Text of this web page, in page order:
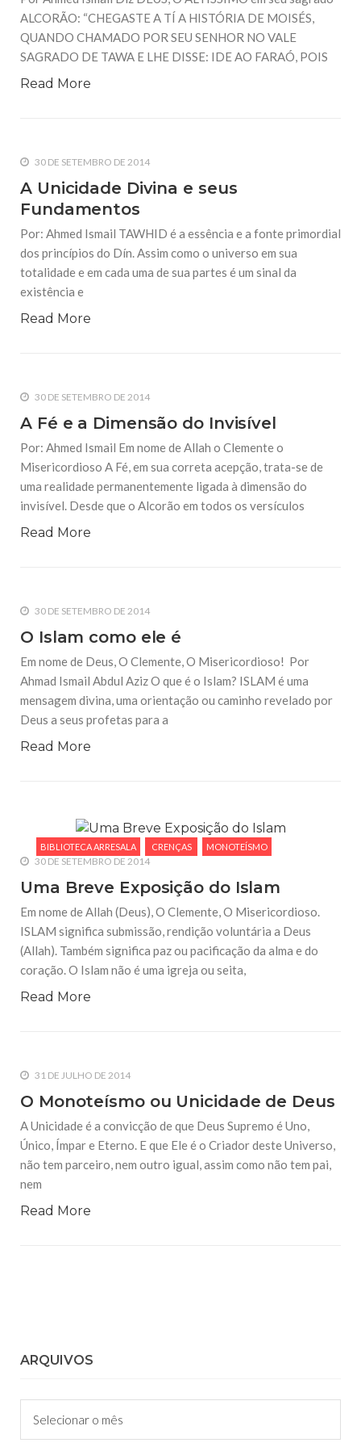
ALCORÃO: “CHEGASTE A TÍ A HISTÓRIA DE MOISÉS,
QUANDO CHAMADO POR SEU SENHOR NO VALE
SAGRADO DE TAWA E LHE DISSE: IDE AO FARAÓ, POIS
Read More
30 DE SETEMBRO DE 2014
A Unicidade Divina e seus
Fundamentos
Por: Ahmed Ismail TAWHID é a essência e a fonte primordial
dos princípios do Dín. Assim como o universo em sua
totalidade e em cada uma de sua partes é um sinal da
existência e
Read More
30 DE SETEMBRO DE 2014
A Fé e a Dimensão do Invisível
Por: Ahmed Ismail Em nome de Allah o Clemente o
Misericordioso A Fé, em sua correta acepção, trata-se de
uma realidade permanentemente ligada à dimensão do
invisível. Desde que o Alcorão em todos os versículos
Read More
30 DE SETEMBRO DE 2014
O Islam como ele é
Em nome de Deus, O Clemente, O Misericordioso! Por
Ahmad Ismail Abdul Aziz O que é o Islam? ISLAM é uma
mensagem divina, uma orientação ou caminho revelado por
Deus a seus profetas para a
Read More
BIBLIOTECA ARRESALA CRENÇAS MONOTEÍSMO
30 DE SETEMBRO DE 2014
Uma Breve Exposição do Islam
Em nome de Allah (Deus), O Clemente, O Misericordioso.
ISLAM significa submissão, rendição voluntária a Deus
(Allah). Também significa paz ou pacificação da alma e do
coração. O Islam não é uma igreja ou seita,
Read More
31 DE JULHO DE 2014
O Monoteísmo ou Unicidade de Deus
A Unicidade é a convicção de que Deus Supremo é Uno,
Único, Ímpar e Eterno. E que Ele é o Criador deste Universo,
não tem parceiro, nem outro igual, assim como não tem pai,
nem
Read More
ARQUIVOS
Arquivos